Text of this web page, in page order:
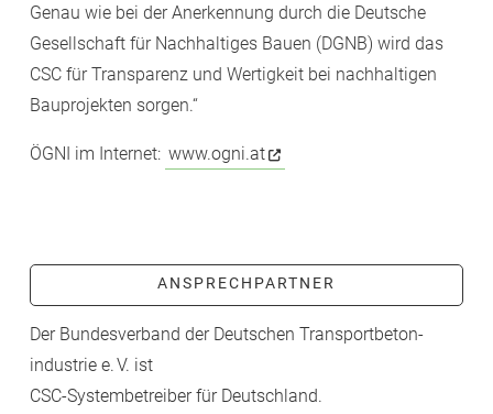
Genau wie bei der Anerkennung durch die Deutsche
Gesellschaft für Nachhaltiges Bauen (DGNB) wird das
CSC für Transparenz und Wertigkeit bei nachhaltigen
Bauprojekten sorgen.“
ÖGNI im Internet: www.ogni.at
ANSPRECHPARTNER
Der Bundesverband der Deutschen Transport­beton­
industrie e. V. ist
CSC-­Systembetreiber für Deutschland.